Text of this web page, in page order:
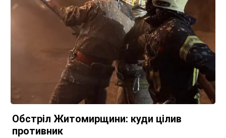
Обстріл Житомирщини: куди цілив
противник